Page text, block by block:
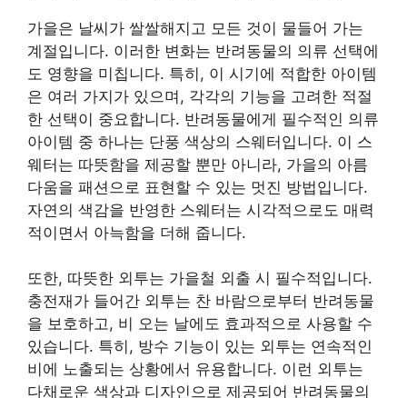
가을은 날씨가 쌀쌀해지고 모든 것이 물들어 가는
계절입니다. 이러한 변화는 반려동물의 의류 선택에
도 영향을 미칩니다. 특히, 이 시기에 적합한 아이템
은 여러 가지가 있으며, 각각의 기능을 고려한 적절
한 선택이 중요합니다. 반려동물에게 필수적인 의류
아이템 중 하나는 단풍 색상의 스웨터입니다. 이 스
웨터는 따뜻함을 제공할 뿐만 아니라, 가을의 아름
다움을 패션으로 표현할 수 있는 멋진 방법입니다.
자연의 색감을 반영한 스웨터는 시각적으로도 매력
적이면서 아늑함을 더해 줍니다.
또한, 따뜻한 외투는 가을철 외출 시 필수적입니다.
충전재가 들어간 외투는 찬 바람으로부터 반려동물
을 보호하고, 비 오는 날에도 효과적으로 사용할 수
있습니다. 특히, 방수 기능이 있는 외투는 연속적인
비에 노출되는 상황에서 유용합니다. 이런 외투는
다채로운 색상과 디자인으로 제공되어 반려동물의